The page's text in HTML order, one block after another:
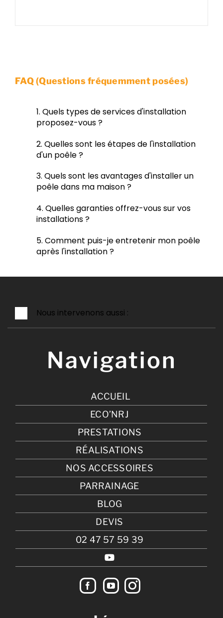
FAQ (Questions fréquemment posées)
1. Quels types de services d'installation
proposez-vous ?
2. Quelles sont les étapes de l'installation
d'un poêle ?
3. Quels sont les avantages d'installer un
poêle dans ma maison ?
4. Quelles garanties offrez-vous sur vos
installations ?
5. Comment puis-je entretenir mon poêle
après l'installation ?
Nous intervenons aussi :
Navigation
ACCUEIL
ECO’NRJ
PRESTATIONS
RÉALISATIONS
NOS ACCESSOIRES
PARRAINAGE
BLOG
DEVIS
02 47 57 59 39